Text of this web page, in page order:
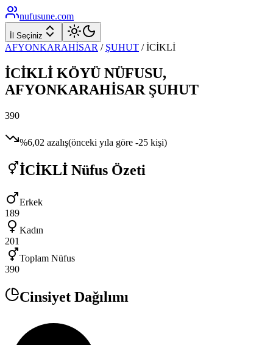
nufusune.com
İl Seçiniz
AFYONKARAHİSAR / ŞUHUT /İCİKLİ
İCİKLİ KÖYÜ NÜFUSU,
AFYONKARAHİSAR ŞUHUT
390
%6,02 azalış(önceki yıla göre -25 kişi)
İCİKLİ Nüfus Özeti
Erkek
189
Kadın
201
Toplam Nüfus
390
Cinsiyet Dağılımı